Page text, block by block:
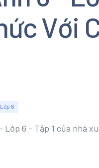
Với
Lớp 6
6 - Tập 1 của nhà